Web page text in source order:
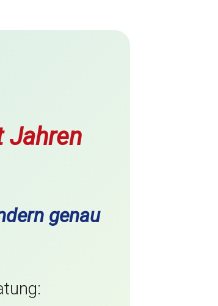
Jahren
genau